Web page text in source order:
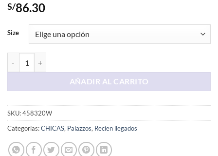
S/86.30
Size
AÑADIR AL CARRITO
SKU:458320W
Categorías:CHICAS, Palazzos, Recien llegados